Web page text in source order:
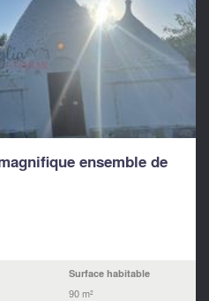
ensemble de
Surface habitable
90 m²